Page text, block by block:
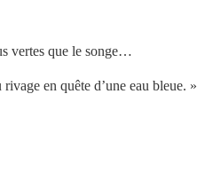
vertes que le songe…
en quête d’une eau bleue. »